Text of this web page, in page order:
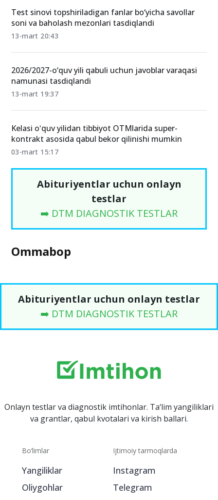
Test sinovi topshiriladigan fanlar bo‘yicha savollar
soni va baholash mezonlari tasdiqlandi
13-mart 20:43
2026/2027-o‘quv yili qabuli uchun javoblar varaqasi
namunasi tasdiqlandi
13-mart 19:37
Kelasi oʻquv yilidan tibbiyot OTMlarida super-
kontrakt asosida qabul bekor qilinishi mumkin
03-mart 15:17
Abituriyentlar uchun onlayn
testlar
➡️ DTM DIAGNOSTIK TESTLAR
Ommabop
Abituriyentlar uchun onlayn testlar
➡️ DTM DIAGNOSTIK TESTLAR
Onlayn testlar va diagnostik imtihonlar. Ta‘lim yangiliklari
va grantlar, qabul kvotalari va kirish ballari.
Bo‘limlar
Yangiliklar
Oliygohlar
Ijtimoiy tarmoqlarda
Instagram
Telegram